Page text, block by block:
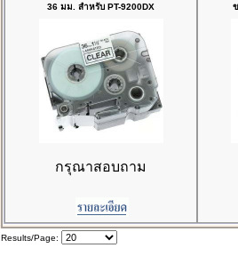
36 มม. สำหรับ PT-9200DX
กรุณาสอบถาม
Results/Page: